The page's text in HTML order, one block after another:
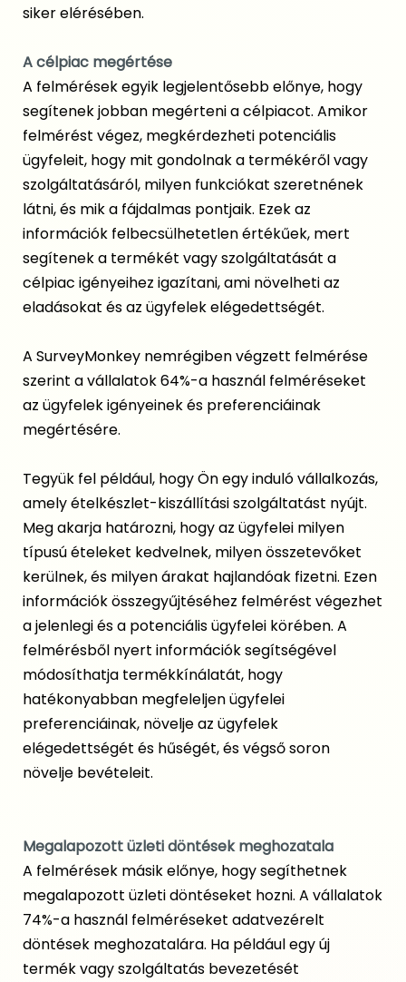
siker elérésében.
A célpiac megértése
A felmérések egyik legjelentősebb előnye, hogy
segítenek jobban megérteni a célpiacot. Amikor
felmérést végez, megkérdezheti potenciális
ügyfeleit, hogy mit gondolnak a termékéről vagy
szolgáltatásáról, milyen funkciókat szeretnének
látni, és mik a fájdalmas pontjaik. Ezek az
információk felbecsülhetetlen értékűek, mert
segítenek a termékét vagy szolgáltatását a
célpiac igényeihez igazítani, ami növelheti az
eladásokat és az ügyfelek elégedettségét.
A SurveyMonkey nemrégiben végzett felmérése
szerint avállalatok 64%-a használ felméréseket
az ügyfelek igényeinek és preferenciáinak
megértésére.
Tegyük fel például, hogy Ön egy induló vállalkozás,
amely ételkészlet-kiszállítási szolgáltatást nyújt.
Meg akarja határozni, hogy az ügyfelei milyen
típusú ételeket kedvelnek, milyen összetevőket
kerülnek, és milyen árakat hajlandóak fizetni. Ezen
információk összegyűjtéséhez felmérést végezhet
a jelenlegi és a potenciális ügyfelei körében. A
felmérésből nyert információk segítségével
módosíthatja termékkínálatát, hogy
hatékonyabban megfeleljen ügyfelei
preferenciáinak, növelje az ügyfelek
elégedettségét és hűségét, és végső soron
növelje bevételeit.
Megalapozott üzleti döntések meghozatala
A felmérések másik előnye, hogy segíthetnek
megalapozott üzleti döntéseket hozni. A vállalatok
74%-a használ felméréseket adatvezérelt
döntések meghozatalára. Ha például egy új
termék vagy szolgáltatás bevezetését